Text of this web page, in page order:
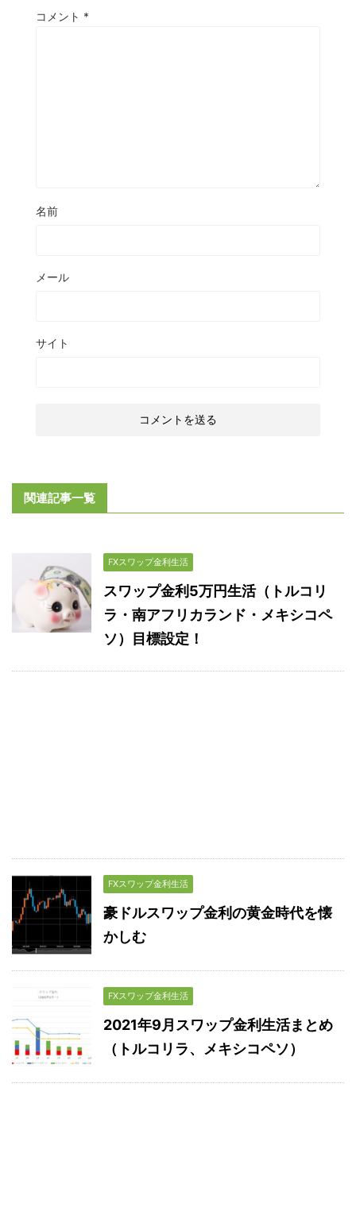
コメント *
名前
メール
サイト
関連記事一覧
FXスワップ金利生活
スワップ金利5万円生活（トルコリ
ラ・南アフリカランド・メキシコペ
ソ）目標設定！
FXスワップ金利生活
豪ドルスワップ金利の黄金時代を懐
かしむ
FXスワップ金利生活
2021年9月スワップ金利生活まとめ
（トルコリラ、メキシコペソ）